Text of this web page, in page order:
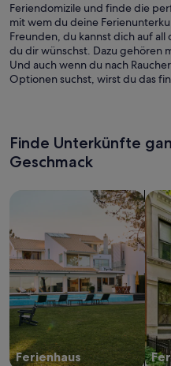
Feriendomizile und finde die
mit wem du deine
Freunden, du kannst dich auf
du dir wünschst. Dazu gehören
Und auch wenn du nach
Optionen suchst, wirst du das
Finde Unterkünfte
Geschmack
Ferienhaus
Suche nach Ferienhäusern